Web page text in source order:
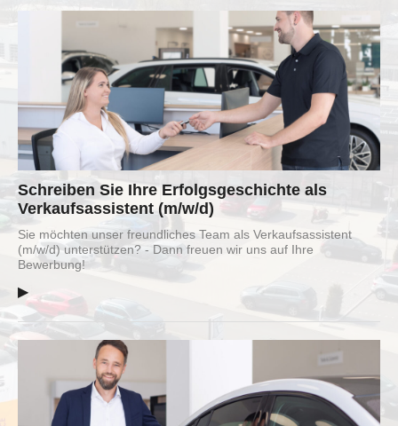
Schreiben Sie Ihre Erfolgsgeschichte als
Verkaufsassistent (m/w/d)
Sie möchten unser freundliches Team als Verkaufsassistent
(m/w/d) unterstützen? - Dann freuen wir uns auf Ihre
Bewerbung!
▶